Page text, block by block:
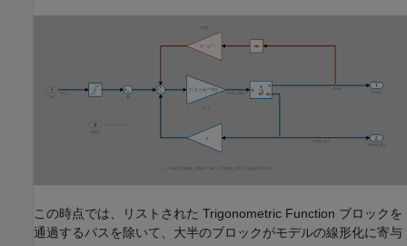
この時点では、リストされた Trigonometric Function ブロックを
通過するパスを除いて、大半のブロックがモデルの線形化に寄与